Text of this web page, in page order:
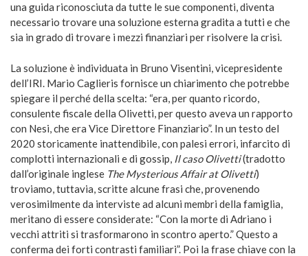
una guida riconosciuta da tutte le sue componenti, diventa
necessario trovare una soluzione esterna gradita a tutti e che
sia in grado di trovare i mezzi finanziari per risolvere la crisi.
La soluzione è individuata in Bruno Visentini, vicepresidente
dell’IRI. Mario Caglieris fornisce un chiarimento che potrebbe
spiegare il perché della scelta: “era, per quanto ricordo,
consulente fiscale della Olivetti, per questo aveva un rapporto
con Nesi, che era Vice Direttore Finanziario”. In un testo del
2020 storicamente inattendibile, con palesi errori, infarcito di
complotti internazionali e di gossip, Il caso Olivetti(tradotto
dall’originale inglese The Mysterious Affair at Olivetti)
troviamo, tuttavia, scritte alcune frasi che, provenendo
verosimilmente da interviste ad alcuni membri della famiglia,
meritano di essere considerate: “Con la morte di Adriano i
vecchi attriti si trasformarono in scontro aperto.” Questo a
conferma dei forti contrasti familiari”. Poi la frase chiave con la